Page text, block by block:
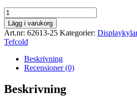
Arthur
Krupp
Monika
S/Steel
Dessertsked,
17,4cm
mängd
Lägg i varukorg
Art.nr: 62613-25 Kategorier: Displaykylar
Tefcold
Beskrivning
Recensioner (0)
Beskrivning